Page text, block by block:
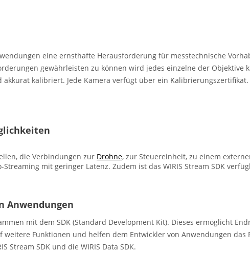
eine ernsthafte Herausforderung für messtechnische
gewährleisten zu können wird jedes einzelne der
kalibriert. Jede Kamera verfügt über ein Kalibrierungszertifikat.
die Verbindungen zur Drohne, zur Steuereinheit, zu einem
mit geringer Latenz. Zudem ist das WIRIS Stream SDK
Anwendungen
mit dem SDK (Standard Development Kit). Dieses ermöglicht
weitere Funktionen und helfen dem Entwickler von Anwendungen
Stream SDK und die WIRIS Data SDK.